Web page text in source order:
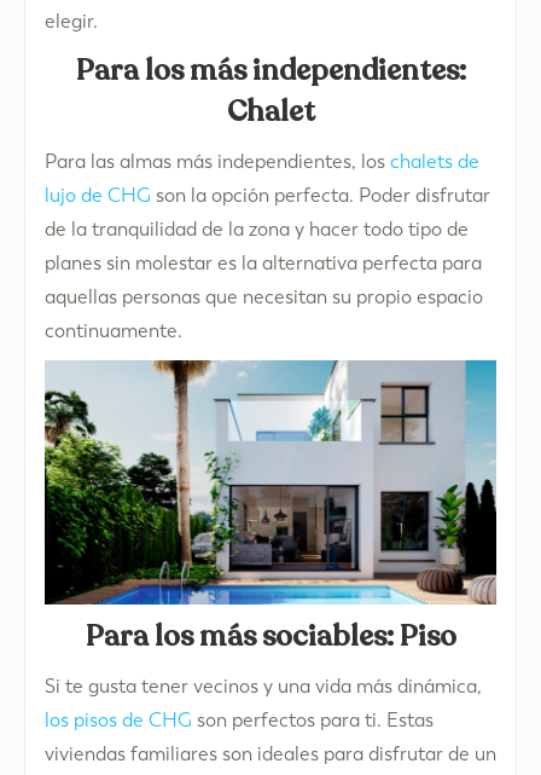
elegir.
Para los más independientes:
Chalet
Para las almas más independientes, los chalets de
lujo de CHG son la opción perfecta. Poder disfrutar
de la tranquilidad de la zona y hacer todo tipo de
planes sin molestar es la alternativa perfecta para
aquellas personas que necesitan su propio espacio
continuamente.
Para los más sociables: Piso
Si te gusta tener vecinos y una vida más dinámica,
los pisos de CHG son perfectos para ti. Estas
viviendas familiares son ideales para disfrutar de un